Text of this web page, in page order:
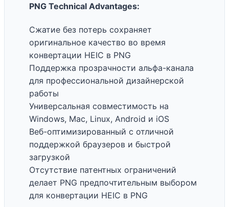
PNG Technical Advantages:
Сжатие без потерь сохраняет
оригинальное качество во время
конвертации HEIC в PNG
Поддержка прозрачности альфа-канала
для профессиональной дизайнерской
работы
Универсальная совместимость на
Windows, Mac, Linux, Android и iOS
Веб-оптимизированный с отличной
поддержкой браузеров и быстрой
загрузкой
Отсутствие патентных ограничений
делает PNG предпочтительным выбором
для конвертации HEIC в PNG